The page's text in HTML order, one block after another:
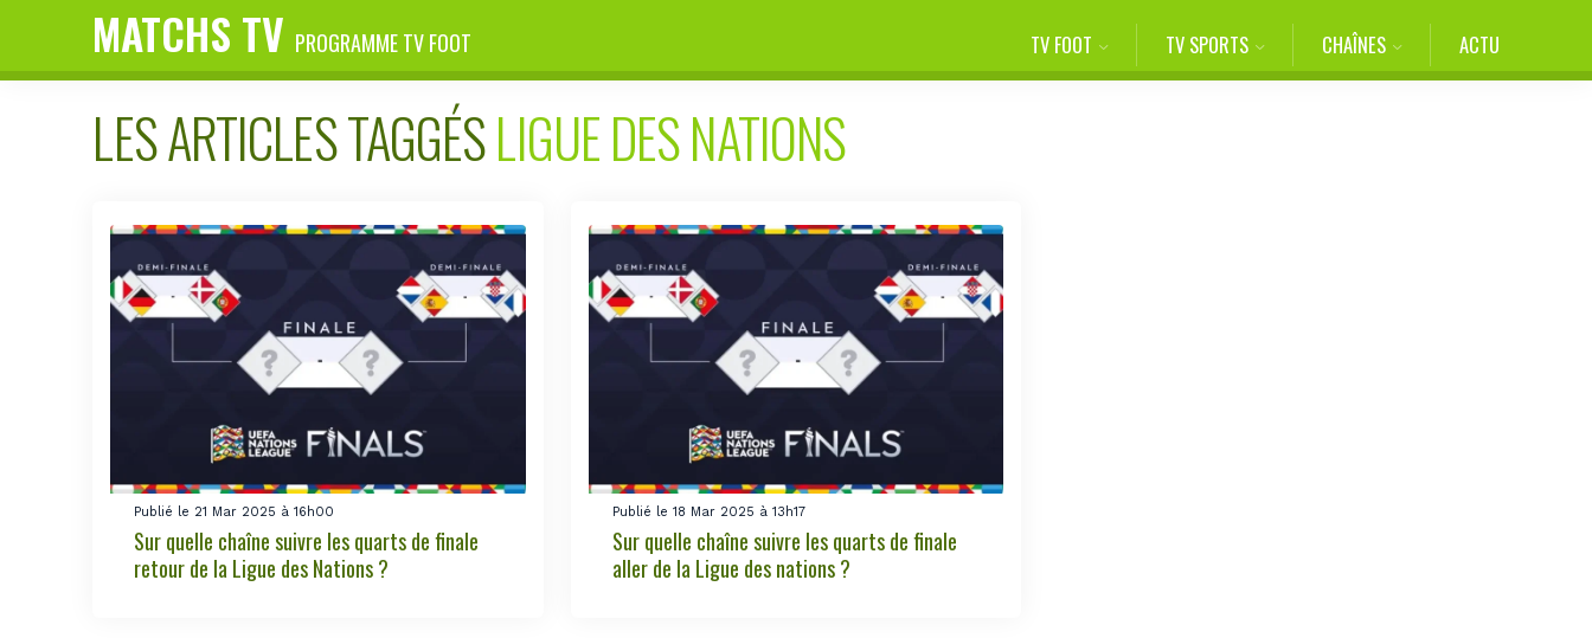
MATCHS TV PROGRAMME TV FOOT TV FOOT TV SPORTS CHAÎNES ACTU
LES ARTICLES TAGGÉSLIGUE DES NATIONS
Publié le 21 Mar 2025 à 16h00
Sur quelle chaîne suivre les quarts de finale
retour de la Ligue des Nations ?
Publié le 18 Mar 2025 à 13h17
Sur quelle chaîne suivre les quarts de finale
aller de la Ligue des nations ?